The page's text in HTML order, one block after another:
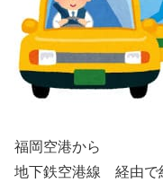
福岡空港から
地下鉄空港線 経由で